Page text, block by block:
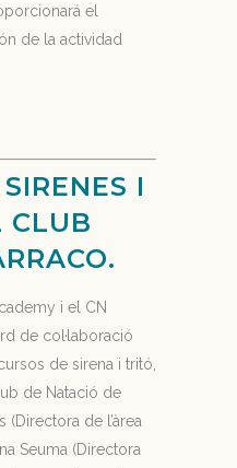
el
de la actividad
I
CLUB
i el CN
de col·laboració
de sirena i tritó,
de Natació de
(Directora de l’àrea
Seuma (Directora